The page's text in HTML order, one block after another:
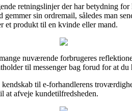
retningslinjer der har betydning
sin ordremail, således man
et produkt til en kvinde eller mand.
nuværende forbrugeres
til messenger bag forud for at du
til e-forhandlerens
at afveje kundetilfredsheden.